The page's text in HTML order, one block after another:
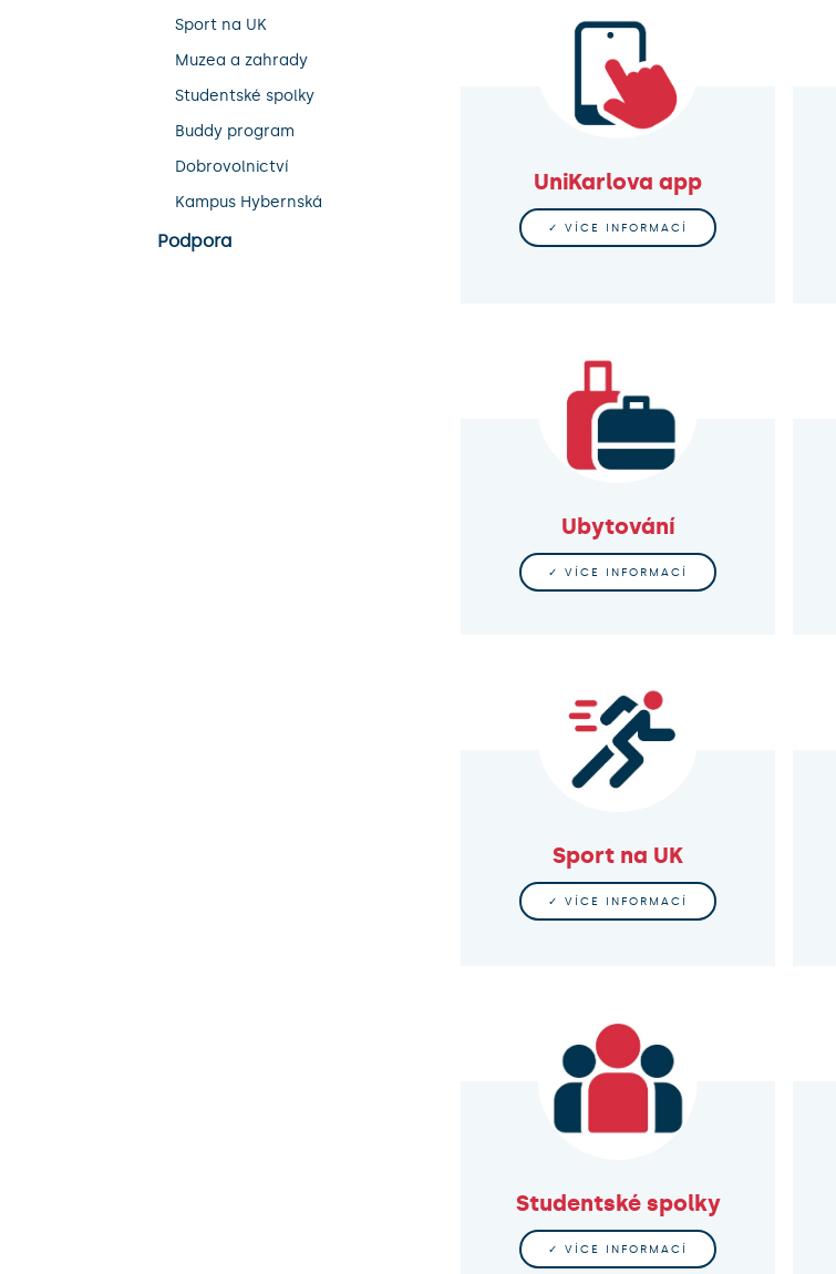
Sport na UK
Muzea a zahrady
Studentské spolky
Buddy program
Dobrovolnictví
Kampus Hybernská
Podpora
UniKarlova app
✓ VÍCE INFORMACÍ
Ubytování
✓ VÍCE INFORMACÍ
Sport na UK
✓ VÍCE INFORMACÍ
Studentské spolky
✓ VÍCE INFORMACÍ